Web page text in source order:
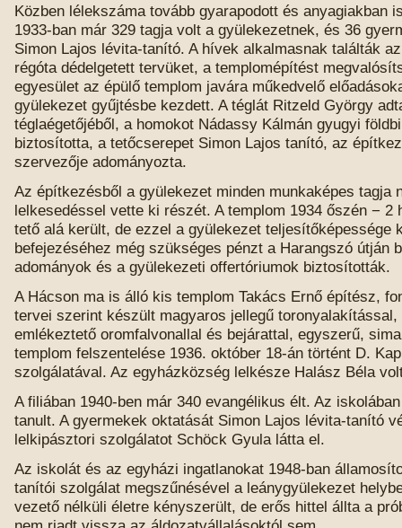
Közben lélekszáma tovább gyarapodott és anyagiakban
1933-ban már 329 tagja volt a gyülekezetnek, és 36
Simon Lajos lévita-tanító. A hívek alkalmasnak találták
régóta dédelgetett tervüket, a templomépítést
egyesület az épülő templom javára műkedvelő
gyülekezet gyűjtésbe kezdett. A téglát Ritzeld György
téglaégetőjéből, a homokot Nádassy Kálmán gyugyi
biztosította, a tetőcserepet Simon Lajos tanító, az
szervezője adományozta.
Az építkezésből a gyülekezet minden munkaképes tagja
lelkesedéssel vette ki részét. A templom 1934 őszén − 2
tető alá került, de ezzel a gyülekezet teljesítőképessége
befejezéséhez még szükséges pénzt a Harangszó útján
adományok és a gyülekezeti offertóriumok biztosították.
A Hácson ma is álló kis templom Takács Ernő építész,
tervei szerint készült magyaros jellegű
emlékeztető oromfalvonallal és bejárattal, egyszerű,
templom felszentelése 1936. október 18-án történt D.
szolgálatával. Az egyházközség lelkésze Halász Béla
A filiában 1940-ben már 340 evangélikus élt. Az
tanult. A gyermekek oktatását Simon Lajos lévita-tanító
lelkipásztori szolgálatot Schöck Gyula látta el.
Az iskolát és az egyházi ingatlanokat 1948-ban
tanítói szolgálat megszűnésével a leánygyülekezet
vezető nélküli életre kényszerült, de erős hittel állta a